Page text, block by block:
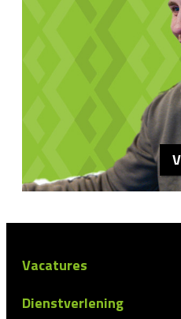
Vacatures
Dienstverlening